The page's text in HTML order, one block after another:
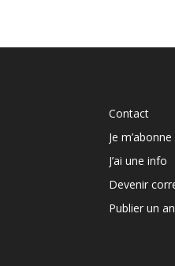
Contact
Je m’abonne
J’ai une info
Devenir
Publier un